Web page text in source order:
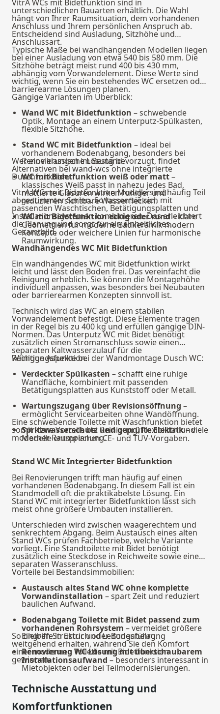
VitrA WCs mit Bidetfunktion sind in
unterschiedlichen Bauarten erhältlich. Die Wahl
hängt von Ihrer Raumsituation, dem vorhandenen
Anschluss und Ihrem persönlichen Anspruch ab.
Entscheidend sind Ausladung, Sitzhöhe und
Anschlussart.
Typische Maße bei wandhängenden Modellen liegen
bei einer Ausladung von etwa 540 bis 580 mm. Die
Sitzhöhe beträgt meist rund 400 bis 430 mm,
abhängig vom Vorwandelement. Diese Werte sind
wichtig, wenn Sie ein bestehendes WC ersetzen oder
barrierearme Lösungen planen.
Gängige Varianten im Überblick:
Wand WC mit Bidetfunktion – schwebende
Optik, Montage an einem Unterputz-Spülkasten,
flexible Sitzhöhe.
Stand WC mit Bidetfunktion – ideal bei
vorhandenem Bodenabgang, besonders bei
Renovierungen im Bestand.
WC mit Bidetfunktion weiß oder matt–
klassisches Weiß passt in nahezu jedes Bad,
mattierte Glasuren wirken ruhiger und
reduzieren sichtbare Wasserflecken.
WC mit Bidetfunktion eckig oder rund– klare
Geometrien für moderne Badkeramik modern
Konzepte oder weichere Linien für harmonische
Raumwirkung.
Wer eine klassische Lösung bevorzugt, findet
Alternativen bei wand-wcsohne integrierte
Duschfunktion.
VitrA WCs mit Bidetfunktion Modelle sind häufig Teil
abgestimmter Serien. So lassen sie sich mit
passenden Waschtischen, Betätigungsplatten und
Installationssystemen kombinieren. Das erleichtert
die Planung und sorgt für ein einheitliches
Gesamtbild.
Wandhängendes WC Mit Bidetfunktion
Ein wandhängendes WC mit Bidetfunktion wirkt
leicht und lässt den Boden frei. Das vereinfacht die
Reinigung erheblich. Sie können die Montagehöhe
individuell anpassen, was besonders bei Neubauten
oder barrierearmen Konzepten sinnvoll ist.
Technisch wird das WC an einem stabilen
Vorwandelement befestigt. Diese Elemente tragen
in der Regel bis zu 400 kg und erfüllen gängige DIN-
Normen. Das Unterputz WC mit Bidet benötigt
zusätzlich einen Stromanschluss sowie einen
separaten Kaltwasserzulauf für die
Reinigungsfunktion.
Wichtige Aspekte bei der Wandmontage Dusch WC:
Verdeckter Spülkasten – schafft eine ruhige
Wandfläche, kombiniert mit passenden
Betätigungsplatten aus Kunststoff oder Metall.
Wartungszugang über Revisionsöffnung –
ermöglicht Servicearbeiten ohne Wandöffnung.
Spritzwasserschutz und geprüfte Elektrik– viele
Modelle entsprechen CE- und TÜV-Vorgaben.
Eine schwebende Toilette mit Waschfunktion bietet
somit klare Vorteile bei Reinigung, Flexibilität und
moderner Raumplanung.
Stand WC Mit Integrierter Bidetfunktion
Bei Renovierungen trifft man häufig auf einen
vorhandenen Bodenabgang. In diesem Fall ist ein
Standmodell oft die praktikabelste Lösung. Ein
Stand WC mit integrierter Bidetfunktion lässt sich
meist ohne größere Umbauten installieren.
Unterschieden wird zwischen waagerechtem und
senkrechtem Abgang. Beim Austausch eines alten
Stand WCs prüfen Fachbetriebe, welche Variante
vorliegt. Eine Standtoilette mit Bidet benötigt
zusätzlich eine Steckdose in Reichweite sowie einen
separaten Wasseranschluss.
Vorteile bei Bestandsimmobilien:
Austausch altes Stand WC ohne komplette
Vorwandinstallation – spart Zeit und reduziert
baulichen Aufwand.
Bodenabgang Toilette mit Bidet passend zum
vorhandenen Rohrsystem – vermeidet größere
Eingriffe in Estrich oder Bodenbelag.
Renovierung WC Lösung mit überschaubarem
Installationsaufwand – besonders interessant in
Mietobjekten oder bei Teilmodernisierungen.
So bleiben Struktur und Leitungsführung
weitgehend erhalten, während Sie den Komfort
einer modernen Toilette mit Bidetfunktion
gewinnen.
Technische Ausstattung und
Komfortfunktionen